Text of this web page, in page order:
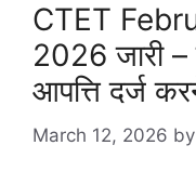
CTET
2026 जारी
आपत्ति दर्ज
March 12, 2026 by